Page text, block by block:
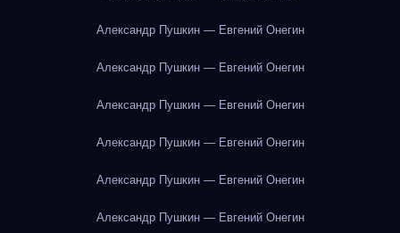
Александр Пушкин — Евгений Онегин
Александр Пушкин — Евгений Онегин
Александр Пушкин — Евгений Онегин
Александр Пушкин — Евгений Онегин
Александр Пушкин — Евгений Онегин
Александр Пушкин — Евгений Онегин